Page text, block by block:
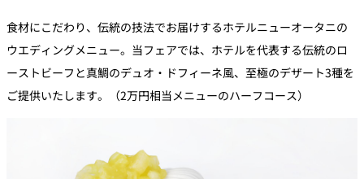
食材にこだわり、伝統の技法でお届けするホテルニューオータニの
ウエディングメニュー。当フェアでは、ホテルを代表する伝統のロ
ーストビーフと真鯛のデュオ・ドフィーネ風、至極のデザート3種を
ご提供いたします。（2万円相当メニューのハーフコース）